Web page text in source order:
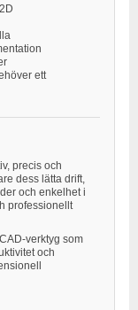
ett
precis och
dess lätta drift,
och enkelhet i
professionellt
verktyg som
och